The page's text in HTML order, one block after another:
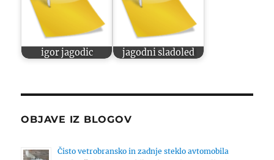
igor jagodic jagodni sladoled
OBJAVE IZ BLOGOV
Čisto vetrobransko in zadnje steklo avtomobila